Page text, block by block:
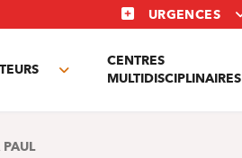
URGENCES
Toggle
CENTRES
MULTIDISCIPLINAIRES
PAUL